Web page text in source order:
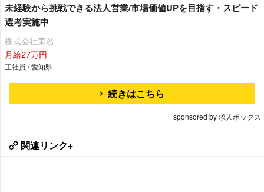
未経験から挑戦できる法人営業/市場価値UPを目指す・スピード
選考実施中
株式会社東名
月給27万円
正社員 / 愛知県
続きはこちら
sponsored by 求人ボックス
関連リンク+